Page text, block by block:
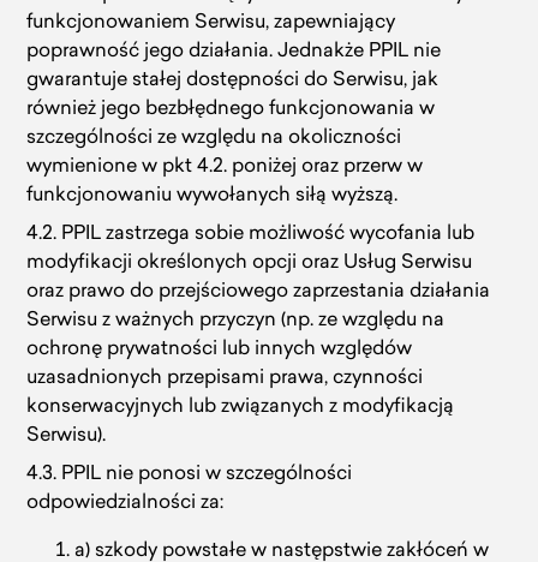
funkcjonowaniem Serwisu, zapewniający
poprawność jego działania. Jednakże PPIL nie
gwarantuje stałej dostępności do Serwisu, jak
również jego bezbłędnego funkcjonowania w
szczególności ze względu na okoliczności
wymienione w pkt 4.2. poniżej oraz przerw w
funkcjonowaniu wywołanych siłą wyższą.
4.2. PPIL zastrzega sobie możliwość wycofania lub
modyfikacji określonych opcji oraz Usług Serwisu
oraz prawo do przejściowego zaprzestania działania
Serwisu z ważnych przyczyn (np. ze względu na
ochronę prywatności lub innych względów
uzasadnionych przepisami prawa, czynności
konserwacyjnych lub związanych z modyfikacją
Serwisu).
4.3. PPIL nie ponosi w szczególności
odpowiedzialności za:
a) szkody powstałe w następstwie zakłóceń w